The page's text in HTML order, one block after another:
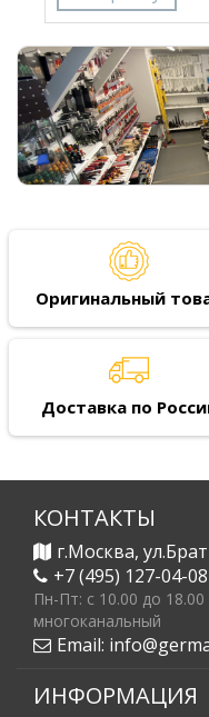
Оригинальный
Доставка по
КОНТАКТЫ
г.Москва,
+7 (495) 127-04-08
Пн-Пт: c 10.00 до 18.00
многоканальный
Email:
ИНФОРМАЦИЯ